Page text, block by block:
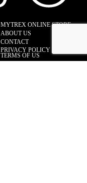
MYTREX ONLINE STORE
ABOUT US
CONTACT
PRIVACY POLICY
TERMS OF US